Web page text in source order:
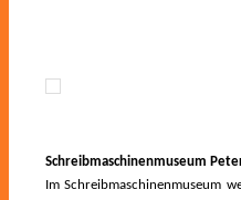
Schreibmaschinenmuseum
Im Schreibmaschinenmuseum